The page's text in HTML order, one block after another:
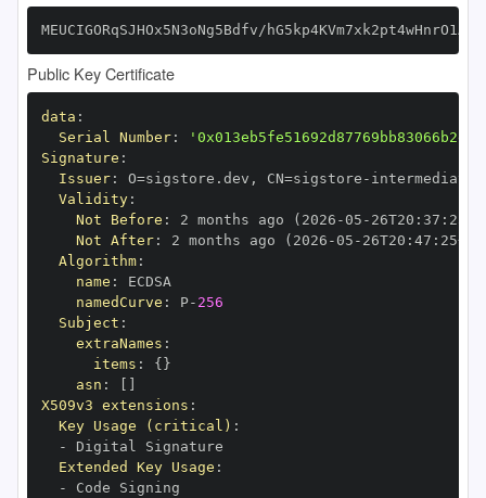
MEUCIGORqSJHOx5N3oNg5Bdfv/
Public Key Certificate
data :
Serial Number:
Signature :
Issuer: O=sigstore.dev , CN=sigstore -
Validity:
Not Before : 2 months ago (2026 -05 - 26T20 : 37 :
Not After: 2 months ago (2026 -05 - 26T20 : 47 : 25+00
Algorithm:
name :
namedCurve : P- 256
Subject :
extraNames :
items : { }
asn :
X509v3 extensions :
Key Usage (critical) :
-
Extended Key Usage :
-